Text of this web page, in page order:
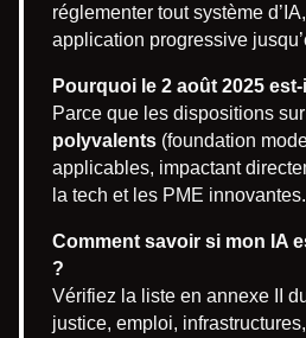
réglementer tout système
application progressive
Pourquoi le 2 août 2025
Parce que les dispositions
polyvalents (foundation
applicables, impactant
la tech et les PME innovantes.
Comment savoir si mon IA
?
Vérifiez la liste en annexe II
justice, emploi,